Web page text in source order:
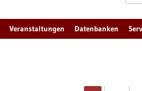
Veranstaltungen Datenbanken